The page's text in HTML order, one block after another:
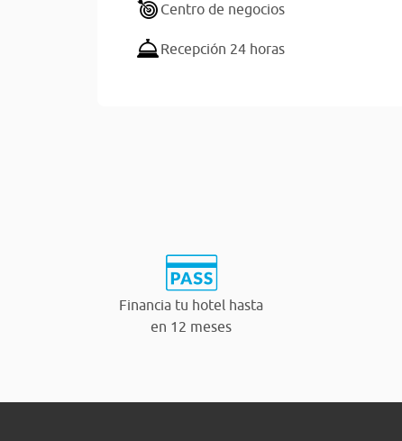
Centro de negocios
Recepción 24 horas
Financia tu hotel hasta
en 12 meses